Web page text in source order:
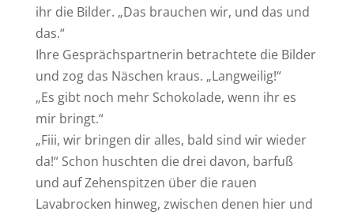
ihr die Bilder. „Das brauchen wir, und das und
das.“
Ihre Gesprächspartnerin betrachtete die Bilder
und zog das Näschen kraus. „Langweilig!“
„Es gibt noch mehr Schokolade, wenn ihr es
mir bringt.“
„Fiii, wir bringen dir alles, bald sind wir wieder
da!“ Schon huschten die drei davon, barfuß
und auf Zehenspitzen über die rauen
Lavabrocken hinweg, zwischen denen hier und